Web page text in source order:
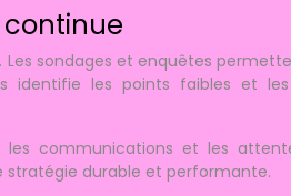
sondages et enquêtes
identifie les points faibles et
communications et les
stratégie durable et performante.